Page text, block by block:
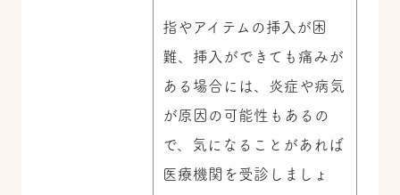
指やアイテムの挿入が困
難、挿入ができても痛みが
ある場合には、炎症や病気
が原因の可能性もあるの
で、気になることがあれば
医療機関を受診しましょ